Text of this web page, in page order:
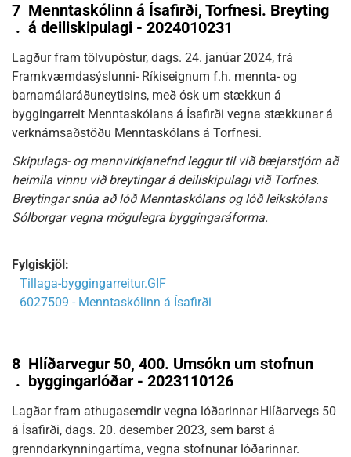
7
.
Menntaskólinn á Ísafirði, Torfnesi. Breyting
á deiliskipulagi - 2024010231
Lagður fram tölvupóstur, dags. 24. janúar 2024, frá
Framkvæmdasýslunni- Ríkiseignum f.h. mennta- og
barnamálaráðuneytisins, með ósk um stækkun á
byggingarreit Menntaskólans á Ísafirði vegna stækkunar á
verknámsaðstöðu Menntaskólans á Torfnesi.
Skipulags- og mannvirkjanefnd leggur til við bæjarstjórn að
heimila vinnu við breytingar á deiliskipulagi við Torfnes.
Breytingar snúa að lóð Menntaskólans og lóð leikskólans
Sólborgar vegna mögulegra byggingaráforma.
Fylgiskjöl:
Tillaga-byggingarreitur.GIF
6027509 - Menntaskólinn á Ísafirði
8
.
Hlíðarvegur 50, 400. Umsókn um stofnun
byggingarlóðar - 2023110126
Lagðar fram athugasemdir vegna lóðarinnar Hlíðarvegs 50
á Ísafirði, dags. 20. desember 2023, sem barst á
grenndarkynningartíma, vegna stofnunar lóðarinnar.